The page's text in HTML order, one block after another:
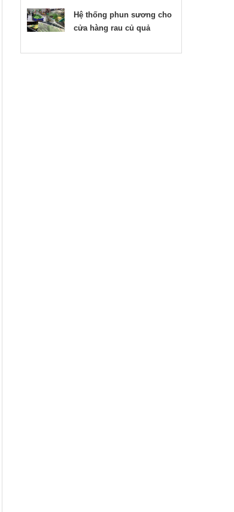
Hệ thống phun sương cho
cửa hàng rau củ quả